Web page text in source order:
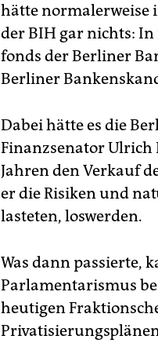
hätte normalerweise
der BIH gar nichts:
fonds der Berliner
Berliner
Dabei hätte es die
Finanzsenator Ulrich
Jahren den Verkauf
er die Risiken und
lasteten, loswerden.
Was dann passierte,
Parlamentarismus
heutigen